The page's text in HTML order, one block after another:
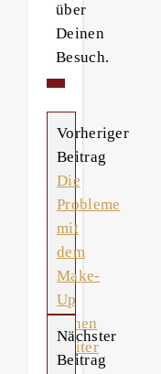
über
Deinen
Besuch.
Vorheriger
Beitrag
Die
Probleme
mit
dem
Make-
Up
gehen
weiter
Nächster
Beitrag